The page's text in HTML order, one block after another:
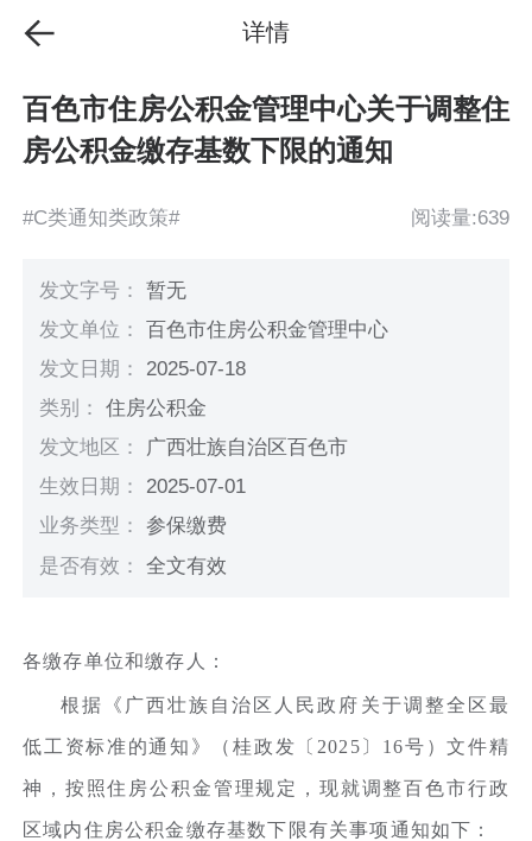
详情
百色市住房公积金管理中心关于调整住
房公积金缴存基数下限的通知
#C类通知类政策# 阅读量:639
发文字号：暂无
发文单位：百色市住房公积金管理中心
发文日期： 2025-07-18
类别：住房公积金
发文地区： 广西壮族自治区百色市
生效日期： 2025-07-01
业务类型：参保缴费
是否有效：全文有效
各缴存单位和缴存人：
根据《广西壮族自治区人民政府关于调整全区最
低工资标准的通知》（桂政发〔2025〕16号）文件精
神，按照住房公积金管理规定，现就调整百色市行政
区域内住房公积金缴存基数下限有关事项通知如下：